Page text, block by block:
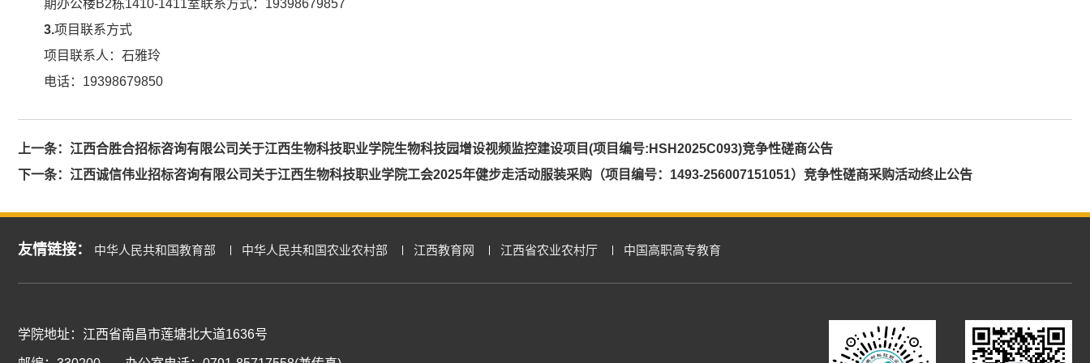
期办公楼B2栋1410-1411室联系方式：19398679857
3.项目联系方式
项目联系人：石雅玲
电话：19398679850
上一条： 江西合胜合招标咨询有限公司关于江西生物科技职业学院生物科技园增设视频监控建设项目(项目编号:HSH2025C093)竞争性磋商公告
下一条： 江西诚信伟业招标咨询有限公司关于江西生物科技职业学院工会2025年健步走活动服装采购（项目编号：1493-256007151051）竞争性磋商采购活动终止公告
友情链接： 中华人民共和国教育部 中华人民共和国农业农村部 江西教育网 江西省农业农村厅 中国高职高专教育
学院地址：江西省南昌市莲塘北大道1636号